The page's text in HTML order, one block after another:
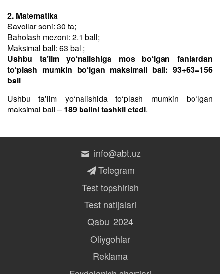
2. Matematika
Savollar soni: 30 ta;
Baholash mezoni: 2.1 ball;
Maksimal ball: 63 ball;
Ushbu ta’lim yo‘nalishiga mos bo‘lgan fanlardan
to‘plash mumkin bo‘lgan maksimall ball: 93+63=156
ball
Ushbu taʼlim yo‘nalishida to‘plash mumkin bo‘lgan
maksimal ball – 189 ballni tashkil etadi.
info@abt.uz
Telegram
Test topshirish
Test natijalari
Qabul 2024
Oliygohlar
Reklama